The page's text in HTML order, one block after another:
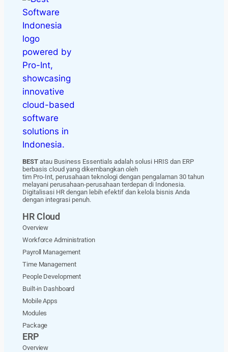
BEST atau Business Essentials adalah solusi HRIS dan ERP
berbasis cloud yang dikembangkan oleh
tim Pro-Int, perusahaan teknologi dengan pengalaman 30 tahun
melayani perusahaan-perusahaan terdepan di Indonesia.
Digitalisasi HR dengan lebih efektif dan kelola bisnis Anda
dengan integrasi penuh.
HR Cloud
Overview
Workforce Administration
Payroll Management
Time Management
People Development
Built-in Dashboard
Mobile Apps
Modules
Package
ERP
Overview